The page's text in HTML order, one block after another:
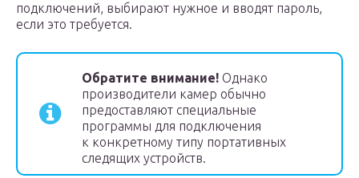
подключений, выбирают нужное и вводят пароль,
если это требуется.
Обратите внимание! Однако
производители камер обычно
предоставляют специальные
программы для подключения
к конкретному типу портативных
следящих устройств.